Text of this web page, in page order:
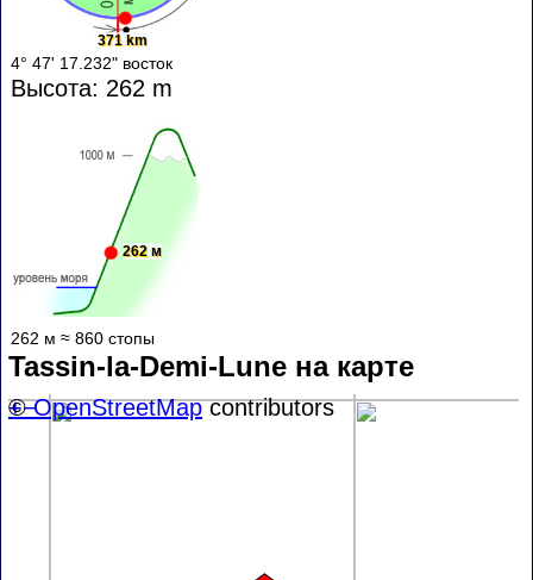
371 km
4° 47' 17.232" восток
Высота: 262 m
262 м
262 м ≈ 860 стопы
Tassin-la-Demi-Lune на карте
+−
©OpenStreetMapcontributors